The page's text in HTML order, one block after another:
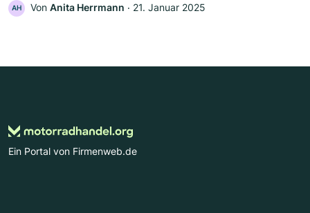
AH Von Anita Herrmann ‧ 21. Januar 2025
Ein Portal von Firmenweb.de